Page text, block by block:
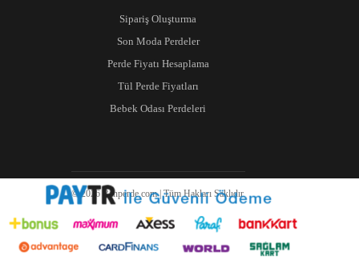
Sipariş Oluşturma
Son Moda Perdeler
Perde Fiyatı Hesaplama
Tül Perde Fiyatları
Bebek Odası Perdeleri
© 2026 Ranperde.com | Tüm Hakları Saklıdır.